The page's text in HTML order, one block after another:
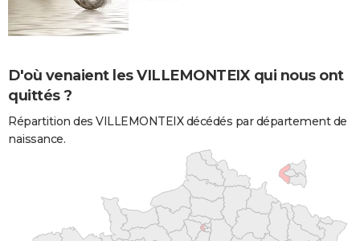
D'où venaient les VILLEMONTEIX qui nous ont
quittés ?
Répartition des VILLEMONTEIX décédés par département de
naissance.